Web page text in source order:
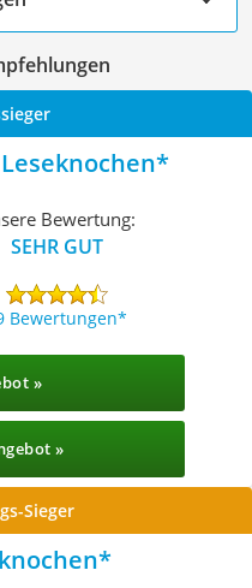
Bewertung:
SEHR GUT
Bewertungen
»
»
Sieger